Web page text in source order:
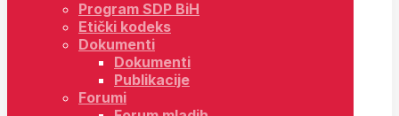
Program SDP BiH
Etički kodeks
Dokumenti
Dokumenti
Publikacije
Forumi